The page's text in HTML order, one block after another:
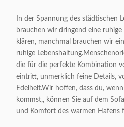
Kategorie:
Stil:
Farbe:
Produktgröße: Als
In der Spannung des städtischen
brauchen wir dringend eine
klären, manchmal brauchen wir
ruhige
die für die perfekte Kombination
eintritt, unmerklich feine Details,
Edelheit.Wir hoffen, dass du,
kommst,, können Sie auf dem
und Komfort des warmen Hafens